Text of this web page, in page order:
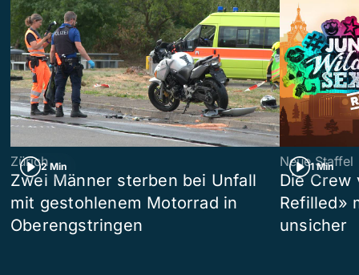
2 Min
Zürich
Zwei Männer sterben bei Unfall
mit gestohlenem Motorrad in
Oberengstringen
1 Min
Neue Staffel
Die Crew
Refilled»
unsicher